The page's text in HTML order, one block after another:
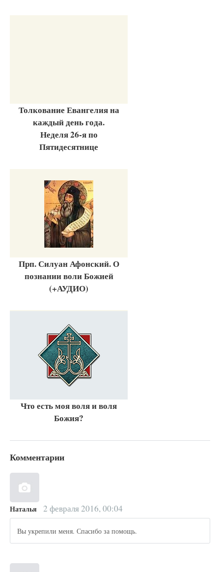
Толкование Евангелия на
каждый день года.
Неделя 26-я по
Пятидесятнице
Прп. Силуан Афонский. О
познании воли Божией
(+АУДИО)
Что есть моя воля и воля
Божия?
Комментарии
Наталья 2 февраля 2016, 00:04
Вы укрепили меня. Спасибо за помощь.